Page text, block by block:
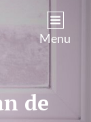
Menu
de